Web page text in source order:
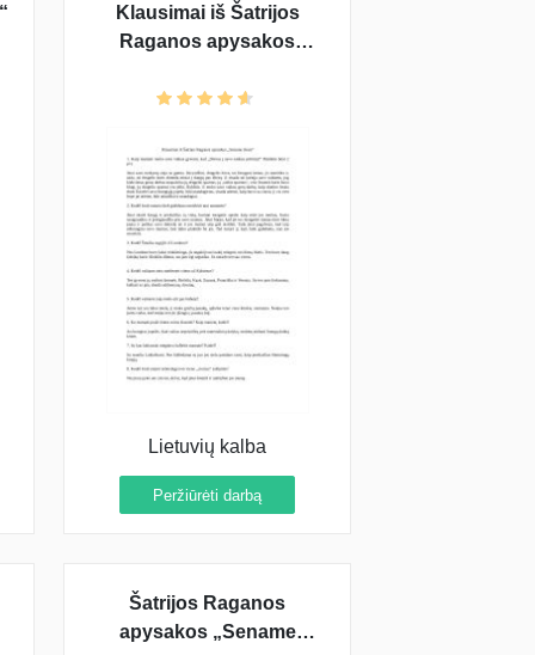
Klausimai iš Šatrijos
Raganos apysakos
atsakymais)
Lietuvių kalba
Peržiūrėti darbą
Šatrijos Raganos
apysakos „Sename